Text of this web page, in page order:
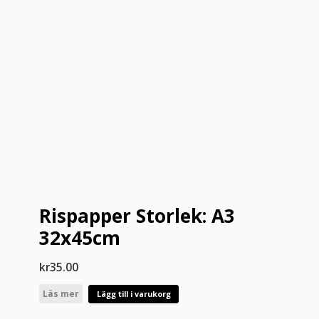
Rispapper Storlek: A3
32x45cm
kr35.00
Läs mer Lägg till i varukorg